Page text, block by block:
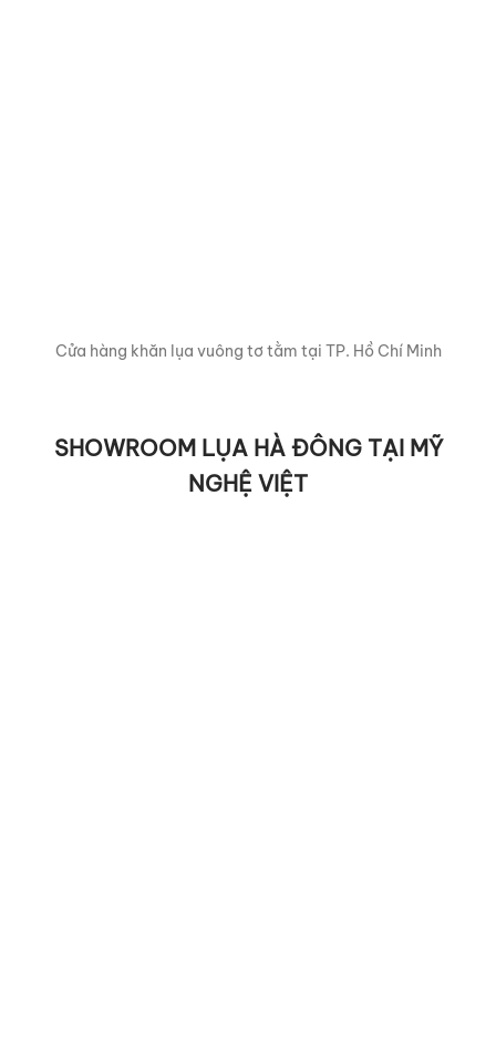
Cửa hàng khăn lụa vuông tơ tằm tại TP. Hồ Chí Minh
SHOWROOM LỤA HÀ ĐÔNG TẠI MỸ
NGHỆ VIỆT